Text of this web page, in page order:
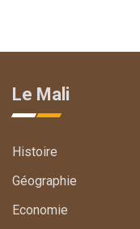
Le Mali
Histoire
Géographie
Economie